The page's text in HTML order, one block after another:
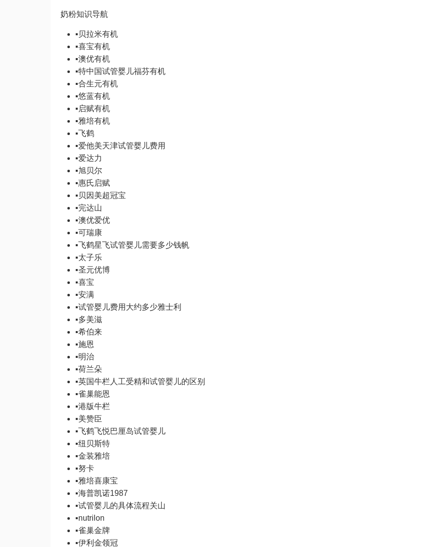
奶粉知识导航
▪ 贝拉米有机
▪喜宝有机
▪澳优有机
▪特中国试管婴儿福芬有机
▪合生元有机
▪悠蓝有机
▪ 启赋有机
▪雅培有机
▪飞鹤
▪爱他美天津试管婴儿费用
▪爱达力
▪旭贝尔
▪惠氏启赋
▪ 贝因美超冠宝
▪完达山
▪澳优爱优
▪可瑞康
▪飞鹤星飞试管婴儿需要多少钱帆
▪太子乐
▪圣元优博
▪喜宝
▪安满
▪试管婴儿费用大约多少雅士利
▪多美滋
▪希伯来
▪施恩
▪明治
▪荷兰朵
▪英国牛栏 人工受精和试管婴儿的区别
▪雀巢能恩
▪港版牛栏
▪美赞臣
▪飞鹤飞悦巴厘岛试管婴儿
▪纽贝斯特
▪金装雅培
▪努卡
▪雅培喜康宝
▪海普凯诺1987
▪试管婴儿的具体流程关山
▪nutrilon
▪雀巢金牌
▪伊利金领冠